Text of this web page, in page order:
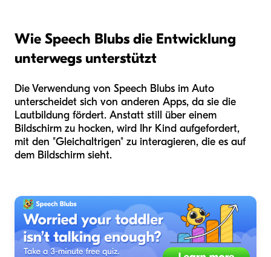
Wie Speech Blubs die Entwicklung
unterwegs unterstützt
Die Verwendung von Speech Blubs im Auto
unterscheidet sich von anderen Apps, da sie die
Lautbildung fördert. Anstatt still über einem
Bildschirm zu hocken, wird Ihr Kind aufgefordert,
mit den "Gleichaltrigen" zu interagieren, die es auf
dem Bildschirm sieht.